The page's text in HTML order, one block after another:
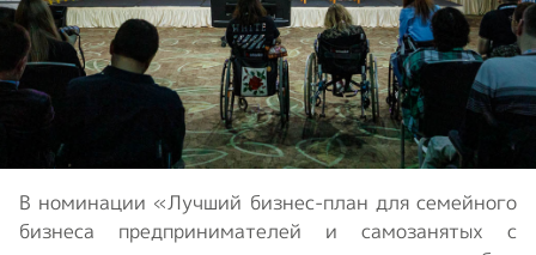
В номинации «Лучший бизнес-план для семейного
бизнеса предпринимателей и самозанятых с